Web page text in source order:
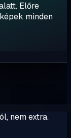
Előre
minden
nem extra.